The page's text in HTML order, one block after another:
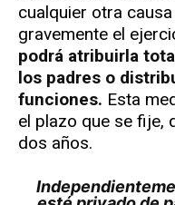
cualquier otra
gravemente el
podrá atribuirla
los padres o
funciones. Esta
el plazo que se fije,
dos años.